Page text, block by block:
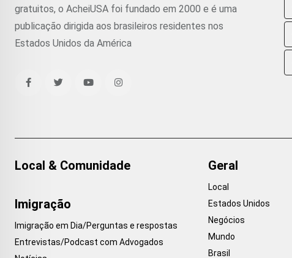
gratuitos, o AcheiUSA foi fundado em 2000 e é uma
publicação dirigida aos brasileiros residentes nos
Estados Unidos da América
Local & Comunidade
Imigração
Imigração em Dia/Perguntas e respostas
Entrevistas/Podcast com Advogados
Geral
Local
Estados Unidos
Negócios
Mundo
Brasil